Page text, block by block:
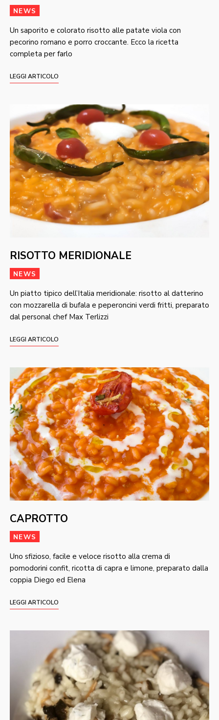
NEWS
Un saporito e colorato risotto alle patate viola con
pecorino romano e porro croccante. Ecco la ricetta
completa per farlo
LEGGI ARTICOLO
RISOTTO MERIDIONALE
NEWS
Un piatto tipico dell’Italia meridionale: risotto al datterino
con mozzarella di bufala e peperoncini verdi fritti, preparato
dal personal chef Max Terlizzi
LEGGI ARTICOLO
CAPROTTO
NEWS
Uno sfizioso, facile e veloce risotto alla crema di
pomodorini confit, ricotta di capra e limone, preparato dalla
coppia Diego ed Elena
LEGGI ARTICOLO